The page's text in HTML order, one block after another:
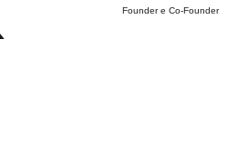
Founder e Co-Founder